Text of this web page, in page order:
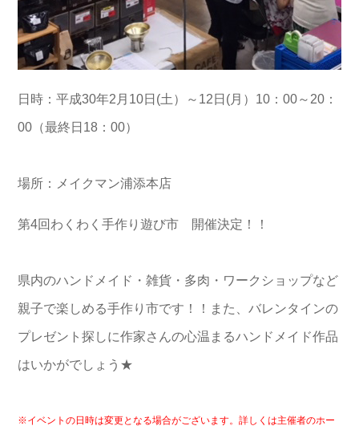
日時：平成30年2月10日(土）～12日(月）10：00～20：
00（最終日18：00）
場所：メイクマン浦添本店
第4回わくわく手作り遊び市 開催決定！！
県内のハンドメイド・雑貨・多肉・ワークショップなど
親子で楽しめる手作り市です！！また、バレンタインの
プレゼント探しに作家さんの心温まるハンドメイド作品
はいかがでしょう★
※イベントの日時は変更となる場合がございます。詳しくは主催者のホー